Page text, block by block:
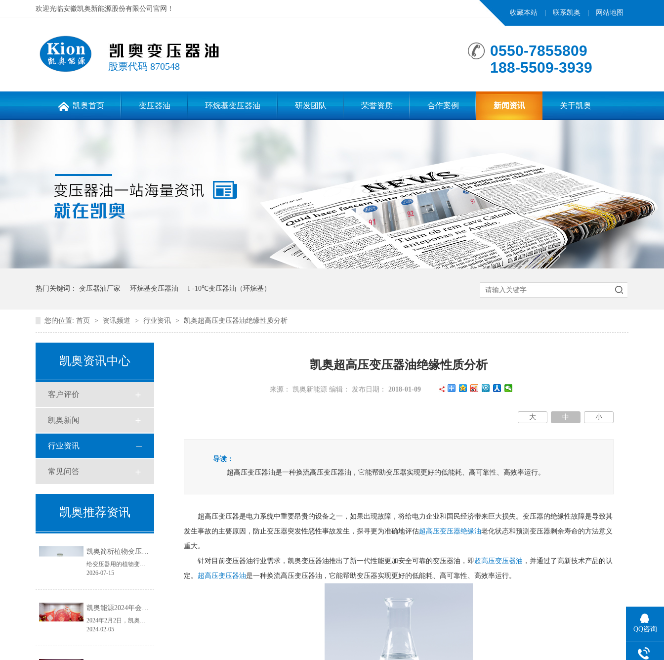
收藏本站 联系凯奥 网站地图
欢迎光临安徽凯奥新能源股份有限公司官网！
股票代码 870548
0550-7855809
188-5509-3939
凯奥首页 变压器油 环烷基变压器油 研发团队 荣誉资质 合作案例 新闻资讯 关于凯奥
热门关键词： 变压器油厂家 环烷基变压器油 I -10℃变压器油（环烷基）
您的位置: 首页 > 资讯频道 > 行业资讯 > 凯奥超高压变压器油绝缘性质分析
凯奥超高压变压器油绝缘性质分析
来源： 凯奥新能源 编辑： 发布日期： 2018-01-09
大 中 小
导读：
超高压变压器油是一种换流高压变压器油，它能帮助变压器实现更好的低能耗、高可靠性、高效率运行。
超高压变压器是电力系统中重要昂贵的设备之一，如果出现故障，将给电力企业和国民经济带来巨大损失。变压器的绝缘性故障是导致其
发生事故的主要原因，防止变压器突发性恶性事故发生，探寻更为准确地评估超高压变压器绝缘油老化状态和预测变压器剩余寿命的方法意义
重大。
针对目前变压器油行业需求，凯奥变压器油推出了新一代性能更加安全可靠的变压器油，即超高压变压器油 ，并通过了高新技术产品的认
定。 超高压变压器油是一种换流高压变压器油，它能帮助变压器实现更好的低能耗、高可靠性、高效率运行。
凯奥资讯中心
客户评价
凯奥新闻
行业资讯
常见问答
凯奥推荐资讯
凯奥简析植物变压器油与天然酯绝缘油
给变压器用的植物变压器油学名叫天然酯绝缘油，具有良好的生物降解性和环境相容性。
2026-07-15
凯奥能源2024年会盛典圆满结束
2024年2月2日，凯奥能源年会盛典如期举行。本次年会盛典分为年度总结大会和年会晚宴两个篇章，凯奥能源各位领导及全体员工齐聚一堂，共同回首2023年，展望2024年。
2024-02-05
QQ咨询